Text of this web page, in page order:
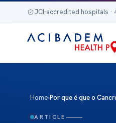
JCI-accredited hospitals ·
Home›Por que é que o
ARTICLE